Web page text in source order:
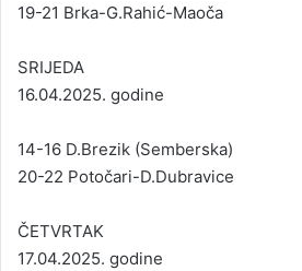
19-21 Brka-G.Rahić-Maoča
SRIJEDA
16.04.2025. godine
14-16 D.Brezik (Semberska)
20-22 Potočari-D.Dubravice
ČETVRTAK
17.04.2025. godine